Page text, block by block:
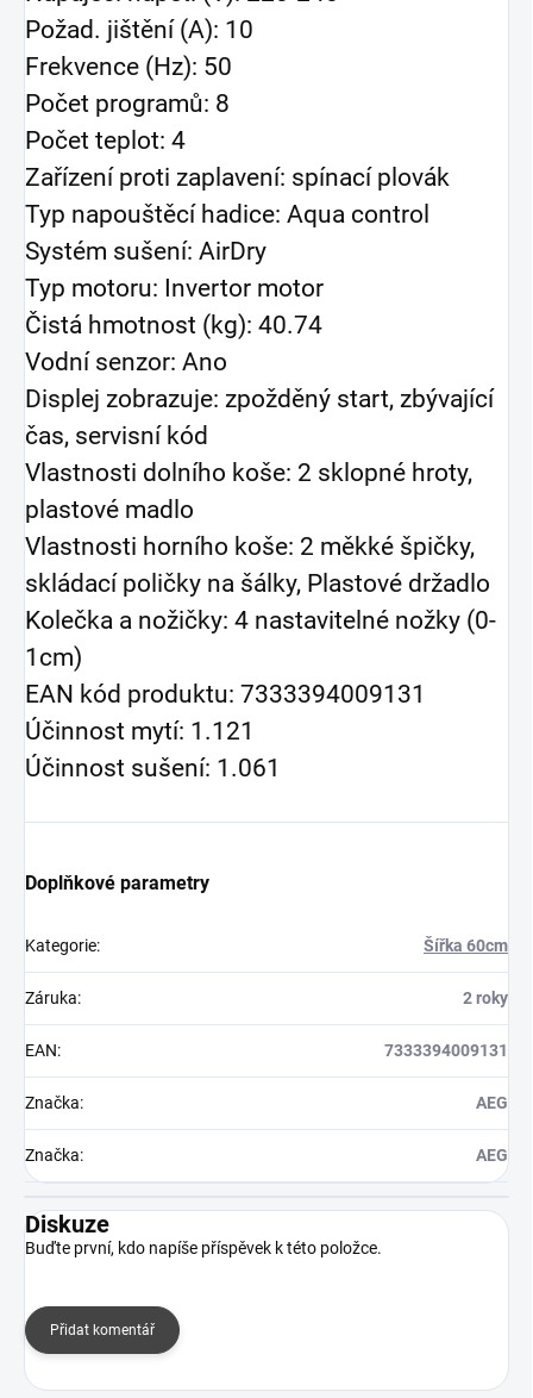
Požad. jištění (A): 10
Frekvence (Hz): 50
Počet programů: 8
Počet teplot: 4
Zařízení proti zaplavení: spínací plovák
Typ napouštěcí hadice: Aqua control
Systém sušení: AirDry
Typ motoru: Invertor motor
Čistá hmotnost (kg): 40.74
Vodní senzor: Ano
Displej zobrazuje: zpožděný start, zbývající
čas, servisní kód
Vlastnosti dolního koše: 2 sklopné hroty,
plastové madlo
Vlastnosti horního koše: 2 měkké špičky,
skládací poličky na šálky, Plastové držadlo
Kolečka a nožičky: 4 nastavitelné nožky (0-
1cm)
EAN kód produktu: 7333394009131
Účinnost mytí: 1.121
Účinnost sušení: 1.061
Doplňkové parametry
Kategorie: Šířka 60cm
Záruka: 2 roky
EAN: 7333394009131
Značka: AEG
Značka: AEG
Diskuze
Buďte první, kdo napíše příspěvek k této položce.
Přidat komentář